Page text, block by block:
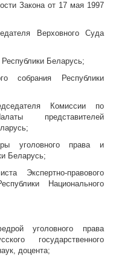
Закона от 17 мая 1997
Верховного Суда
Беларусь;
собрания Республики
Комиссии по
представителей
уголовного права и
Беларусь;
Экспертно-правового
Национального
уголовного права
государственного
доцента;